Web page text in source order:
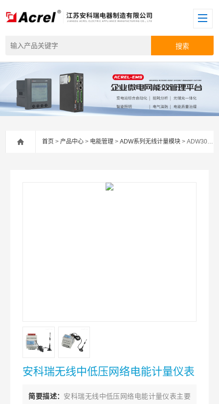
首页 >产品中心 > 电能管理 >ADW系列无线计量模块 > ADW300安科瑞无线中低压网络电能计量仪表
安科瑞无线中低压网络电能计量仪表
简要描述： 安科瑞无线中低压网络电能计量仪表主要